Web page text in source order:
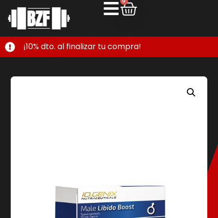
¡10% dto. al finalizar tu compra!